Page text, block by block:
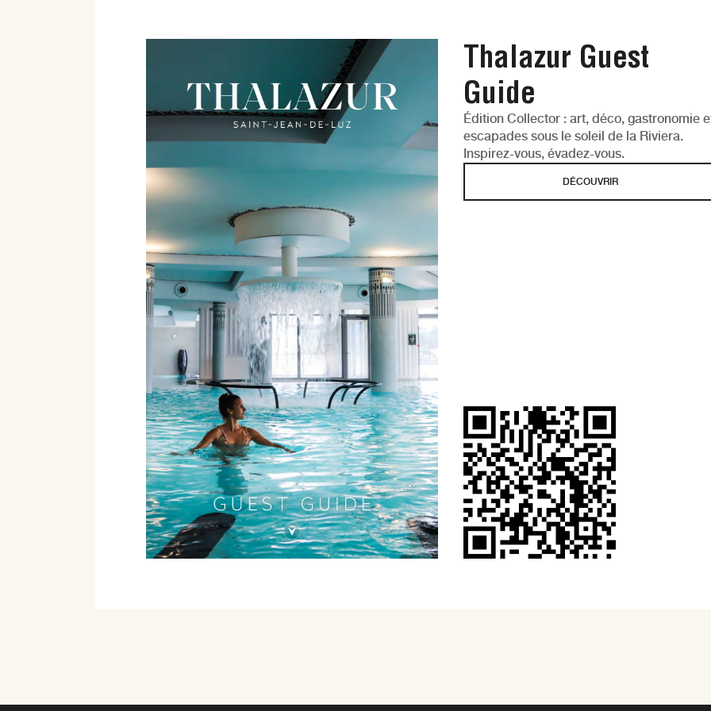
Thalazur Guest
Guide
Édition Collector : art, déco, gastronomie
escapades sous le soleil de la Riviera.
Inspirez-vous, évadez-vous.
DÉCOUVRIR